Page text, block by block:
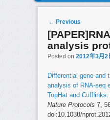
Post navigation
← Previous
analysis
Posted on 2012年3月2
Differential gene and
analysis of RNA-seq
TopHat and Cufflinks.
Nature Protocols 7,
doi:10.1038/